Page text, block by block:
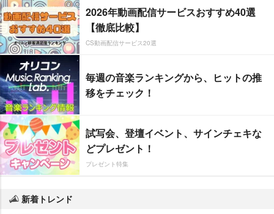
2026年動画配信サービスおすすめ40選
【徹底比較】
CS動画配信サービス20選
毎週の音楽ランキングから、ヒットの推
移をチェック！
試写会、登壇イベント、サインチェキな
どプレゼント！
プレゼント特集
新着トレンド